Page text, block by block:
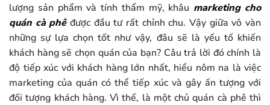
lượng sản phẩm và tính thẩm mỹ, khâu marketing cho
quán cà phêđược đầu tư rất chỉnh chu. Vậy giữa vô vàn
những sự lựa chọn tốt như vậy, đâu sẽ là yếu tố khiến
khách hàng sẽ chọn quán của bạn? Câu trả lời đó chính là
độ tiếp xúc với khách hàng lớn nhất, hiểu nôm na là việc
marketing của quán có thể tiếp xúc và gây ấn tượng với
đối tượng khách hàng. Vì thế, là một chủ quán cà phê thì